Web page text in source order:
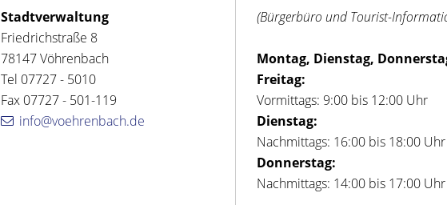
Stadtverwaltung
Friedrichstraße 8
78147 Vöhrenbach
Tel 07727 - 5010
Fax 07727 - 501-119
info@voehrenbach.de
(Bürgerbüro und Tourist-
Montag, Dienstag,
Freitag:
Vormittags: 9:00 bis 12:00 Uhr
Dienstag:
Nachmittags: 16:00 bis 18:00 Uhr
Donnerstag:
Nachmittags: 14:00 bis 17:00 Uhr